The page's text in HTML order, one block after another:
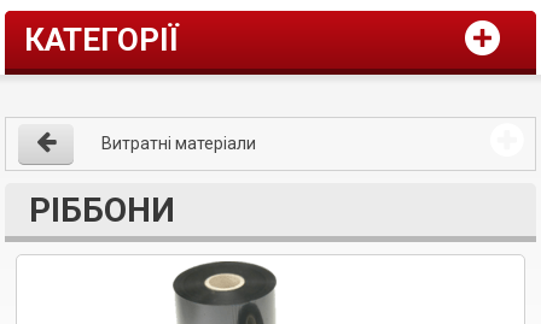
КАТЕГОРІЇ
Витратні матеріали
РІББОНИ